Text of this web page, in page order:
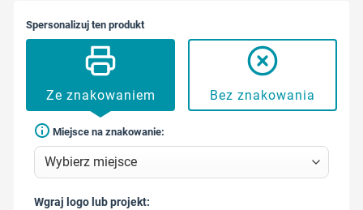
Spersonalizuj ten produkt
Ze znakowaniem Bez znakowania
Miejsce na znakowanie:
Wgraj logo lub projekt: